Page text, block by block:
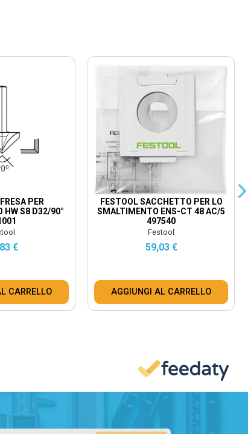
PER
HW S8 D32/90°
€
CARRELLO
FESTOOL SACCHETTO PER LO
SMALTIMENTO ENS-CT 48 AC/5
497540
Festool
59,03 €
AGGIUNGI AL CARRELLO